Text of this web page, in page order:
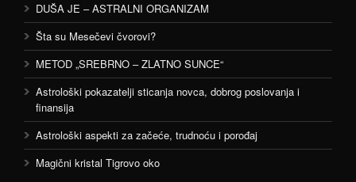
DUŠA JE – ASTRALNI ORGANIZAM
Šta su Mesečevi čvorovi?
METOD „SREBRNO – ZLATNO SUNCE“
Astrološki pokazatelji sticanja novca, dobrog poslovanja i
finansija
Astrološki aspekti za začeće, trudnoću i porođaj
Magični kristal Tigrovo oko